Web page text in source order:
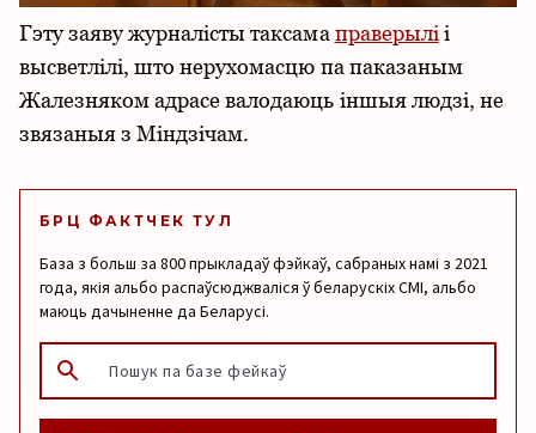
Гэту заяву журналісты таксама праверылі і
высветлілі, што нерухомасцю па паказаным
Жалезняком адрасе валодаюць іншыя людзі, не
звязаныя з Міндзічам.
БРЦ ФАКТЧЕК ТУЛ
База з больш за 800 прыкладаў фэйкаў, сабраных намі з 2021
года, якія альбо распаўсюджваліся ў беларускіх СМІ, альбо
маюць дачыненне да Беларусі.